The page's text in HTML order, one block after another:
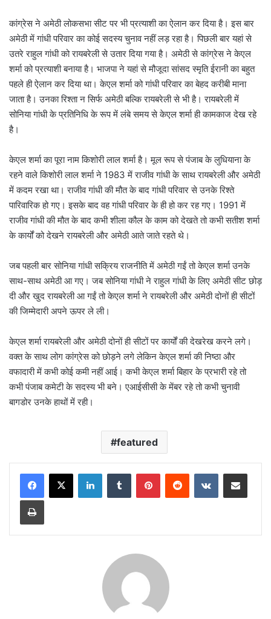
कांग्रेस ने अमेठी लोकसभा सीट पर भी प्रत्याशी का ऐलान कर दिया है। इस बार
अमेठी में गांधी परिवार का कोई सदस्य चुनाव नहीं लड़ रहा है। पिछली बार यहां से
उतरे राहुल गांधी को रायबरेली से उतार दिया गया है। अमेठी से कांग्रेस ने केएल
शर्मा को प्रत्याशी बनाया है। भाजपा ने यहां से मौजूदा सांसद स्मृति ईरानी का बहुत
पहले ही ऐलान कर दिया था। केएल शर्मा को गांधी परिवार का बेहद करीबी माना
जाता है। उनका रिश्ता न सिर्फ अमेठी बल्कि रायबरेली से भी है। रायबरेली में
सोनिया गांधी के प्रतिनिधि के रूप में लंबे समय से केएल शर्मा ही कामकाज देख रहे
है।
केएल शर्मा का पूरा नाम किशोरी लाल शर्मा है। मूल रूप से पंजाब के लुधियाना के
रहने वाले किशोरी लाल शर्मा ने 1983 में राजीव गांधी के साथ रायबरेली और अमेठी
में कदम रखा था। राजीव गांधी की मौत के बाद गांधी परिवार से उनके रिश्ते
पारिवारिक हो गए। इसके बाद वह गांधी परिवार के ही हो कर रह गए। 1991 में
राजीव गांधी की मौत के बाद कभी शीला कौल के काम को देखते तो कभी सतीश शर्मा
के कार्यों को देखने रायबरेली और अमेठी आते जाते रहते थे।
जब पहली बार सोनिया गांधी सक्रिय राजनीति में अमेठी गईं तो केएल शर्मा उनके
साथ-साथ अमेठी आ गए। जब सोनिया गांधी ने राहुल गांधी के लिए अमेठी सीट छोड़
दी और खुद रायबरेली आ गईं तो केएल शर्मा ने रायबरेली और अमेठी दोनों ही सीटों
की जिम्मेदारी अपने ऊपर ले ली।
केएल शर्मा रायबरेली और अमेठी दोनों ही सीटों पर कार्यों की देखरेख करने लगे।
वक्त के साथ लोग कांग्रेस को छोड़ने लगे लेकिन केएल शर्मा की निष्ठा और
वफादारी में कभी कोई कमी नहीं आई। कभी केएल शर्मा बिहार के प्रभारी रहे तो
कभी पंजाब कमेटी के सदस्य भी बने। एआईसीसी के मेंबर रहे तो कभी चुनावी
बागडोर उनके हाथों में रही।
featured
LinkedInTumblr PinterestReddit VKontakteShare via Email
Print